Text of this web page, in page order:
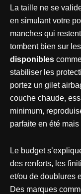
La taille ne se
en simulant votre
manches qui
tombent bien sur
disponibles
stabiliser les
portez un gilet
couche chaude,
minimum,
parfaite en été
Le budget
des renforts, les
et/ou de doublures
Des marques